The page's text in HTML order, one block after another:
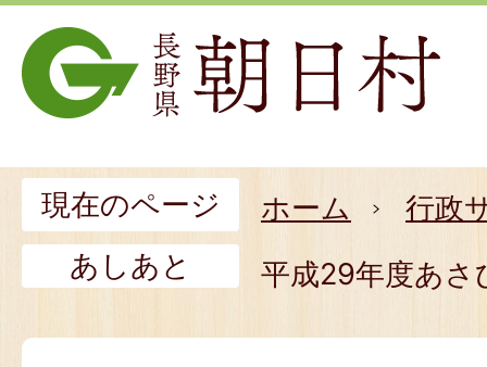
現在のページ ホーム
行政
あしあと
平成29年度あさ